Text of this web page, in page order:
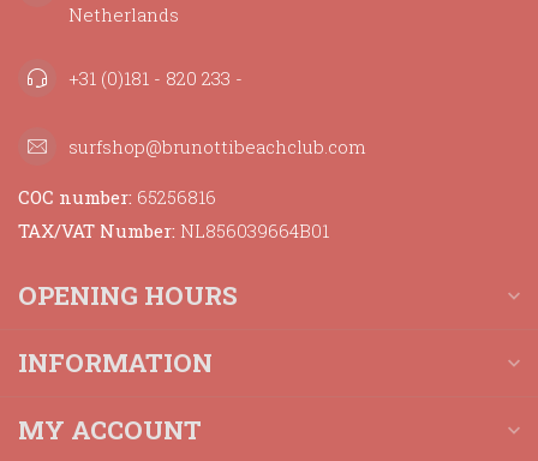
Netherlands
+31 (0)181 - 820 233 -
surfshop@brunottibeachclub.com
COC number: 65256816
TAX/VAT Number: NL856039664B01
OPENING HOURS
INFORMATION
MY ACCOUNT